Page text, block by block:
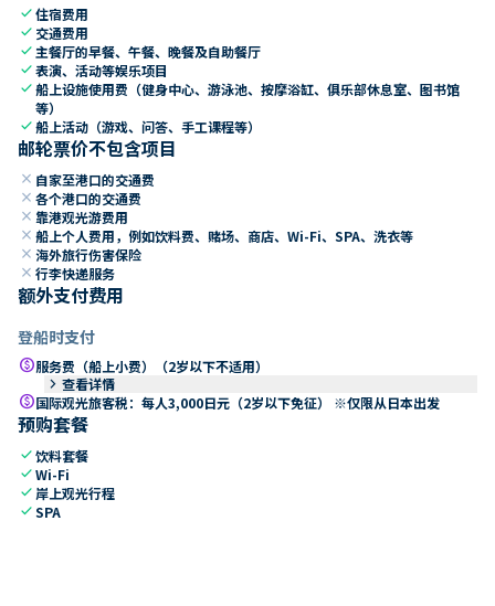
check住宿费用
check 交通费用
check 主餐厅的早餐、午餐、晚餐及自助餐厅
check表演、活动等娱乐项目
check船上设施使用费（健身中心、游泳池、按摩浴缸、俱乐部休息室、图书馆
等）
check船上活动（游戏、问答、手工课程等）
邮轮票价不包含项目
close 自家至港口的交通费
close 各个港口的交通费
close 靠港观光游费用
close 船上个人费用，例如饮料费、赌场、商店、Wi-Fi、SPA、洗衣等
close 海外旅行伤害保险
close 行李快递服务
额外支付费用
登船时支付
paid服务费（船上小费）（2岁以下不适用）
keyboard_arrow_right 查看详情
paid国际观光旅客税：每人3,000日元（2岁以下免征） ※仅限从日本出发
预购套餐
check饮料套餐
checkWi-Fi
check 岸上观光行程
checkSPA